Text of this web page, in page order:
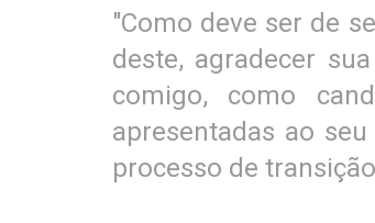
"Como deve ser de
deste, agradecer
comigo, como
apresentadas ao
processo de